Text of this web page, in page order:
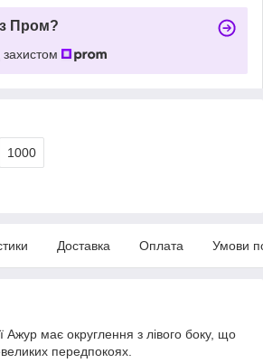
Пром?
1000
Доставка Оплата Умови
Ажур має округлення з лівого боку, що
передпокоях.